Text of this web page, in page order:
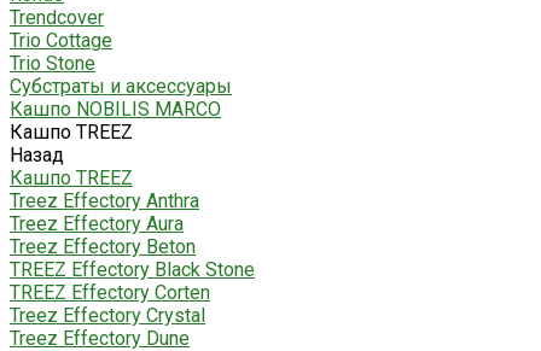
Trendcover
Trio Cottage
Trio Stone
Субстраты и аксессуары
Кашпо NOBILIS MARCO
Кашпо TREEZ
Назад
Кашпо TREEZ
Treez Effectory Anthra
Treez Effectory Aura
Treez Effectory Beton
TREEZ Effectory Black Stone
TREEZ Effectory Corten
Treez Effectory Crystal
Treez Effectory Dune